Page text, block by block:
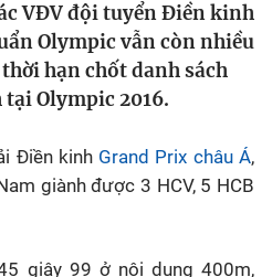
VĐV đội tuyển Điền kinh
Olympic vẫn còn nhiều
hạn chốt danh sách
Olympic 2016.
Điền kinh Grand Prix châu Á,
giành được 3 HCV, 5 HCB
giây 99 ở nội dung 400m,